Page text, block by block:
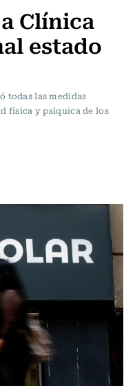
Clínica
estado
todas las medidas
física y psíquica de los